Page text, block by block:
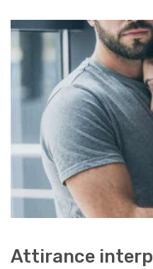
Attirance